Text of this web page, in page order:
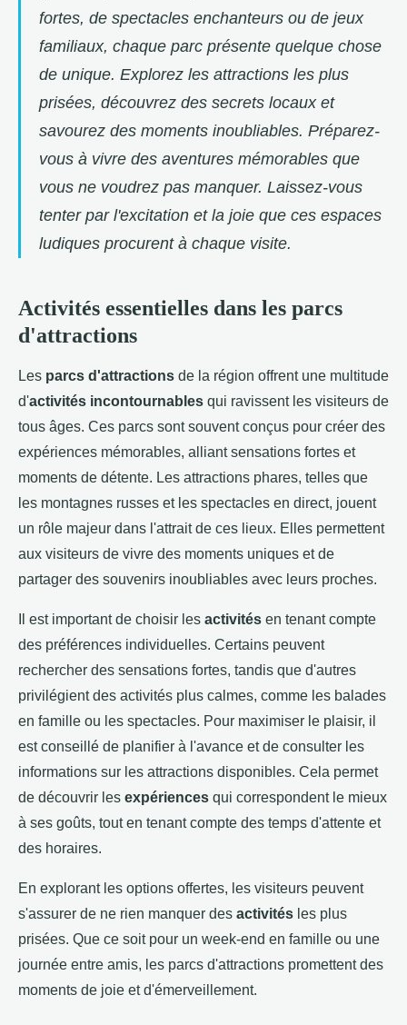
fortes, de spectacles enchanteurs ou de jeux
familiaux, chaque parc présente quelque chose
de unique. Explorez les attractions les plus
prisées, découvrez des secrets locaux et
savourez des moments inoubliables. Préparez-
vous à vivre des aventures mémorables que
vous ne voudrez pas manquer. Laissez-vous
tenter par l'excitation et la joie que ces espaces
ludiques procurent à chaque visite.
Activités essentielles dans les parcs
d'attractions
Les parcs d'attractions de la région offrent une multitude
d'activités incontournables qui ravissent les visiteurs de
tous âges. Ces parcs sont souvent conçus pour créer des
expériences mémorables, alliant sensations fortes et
moments de détente. Les attractions phares, telles que
les montagnes russes et les spectacles en direct, jouent
un rôle majeur dans l'attrait de ces lieux. Elles permettent
aux visiteurs de vivre des moments uniques et de
partager des souvenirs inoubliables avec leurs proches.
Il est important de choisir les activités en tenant compte
des préférences individuelles. Certains peuvent
rechercher des sensations fortes, tandis que d'autres
privilégient des activités plus calmes, comme les balades
en famille ou les spectacles. Pour maximiser le plaisir, il
est conseillé de planifier à l'avance et de consulter les
informations sur les attractions disponibles. Cela permet
de découvrir les expériences qui correspondent le mieux
à ses goûts, tout en tenant compte des temps d'attente et
des horaires.
En explorant les options offertes, les visiteurs peuvent
s'assurer de ne rien manquer des activités les plus
prisées. Que ce soit pour un week-end en famille ou une
journée entre amis, les parcs d'attractions promettent des
moments de joie et d'émerveillement.